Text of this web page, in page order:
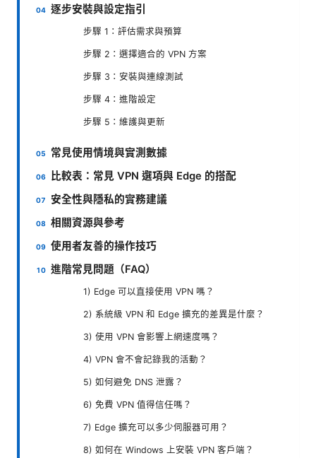
逐步安裝與設定指引
步驟 1：評估需求與預算
步驟 2：選擇適合的 VPN 方案
步驟 3：安裝與連線測試
步驟 4：進階設定
步驟 5：維護與更新
常見使用情境與實測數據
比較表：常見 VPN 選項與 Edge 的搭配
安全性與隱私的實務建議
相關資源與參考
使用者友善的操作技巧
進階常見問題（FAQ）
1) Edge 可以直接使用 VPN 嗎？
2) 系統級 VPN 和 Edge 擴充的差異是什麼？
3) 使用 VPN 會影響上網速度嗎？
4) VPN 會不會記錄我的活動？
5) 如何避免 DNS 泄露？
6) 免費 VPN 值得信任嗎？
7) Edge 擴充可以多少伺服器可用？
8) 如何在 Windows 上安裝 VPN 客戶端？